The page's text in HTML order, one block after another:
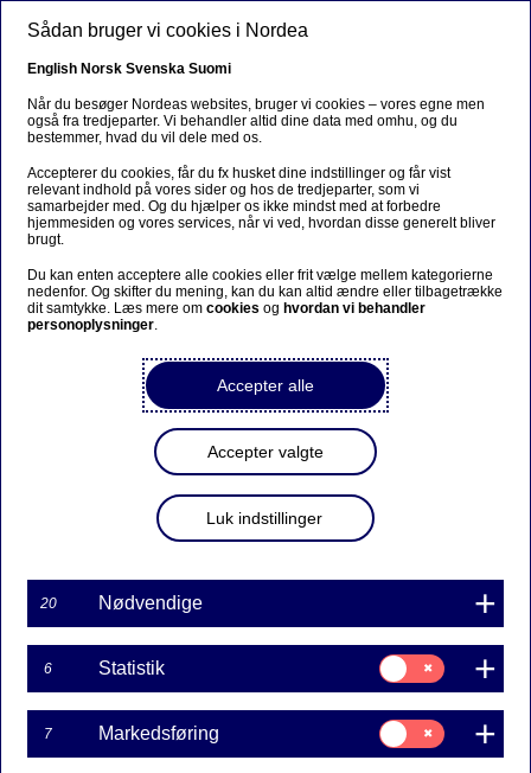
Gå til hovedindhold
Sorry...
This page does not exist in your language. You will
be taken to a related page.
Stay on this page| Continue
Eva-Lotta Rosenqvist
forlader Nordea
Pressemeddelelse | 28-01-2016 08:30
Group Compliance Officer Eva-Lotta Rosenqvist har
besluttet at forlade Nordea.
- Arbejdet med at forbedre vores compliance-setup i
Nordea har højeste prioritet, og Eva-Lotta Rosenqvist
har i de seneste måneder i sin rolle som Group
Compliance Officer lagt fundamentet for de nødvendige
Sådan bruger vi cookies i Nordea
English Norsk Svenska Suomi
Når du besøger Nordeas websites, bruger vi cookies – vores egne men
også fra tredjeparter. Vi behandler altid dine data med omhu, og du
bestemmer, hvad du vil dele med os.
Accepterer du cookies, får du fx husket dine indstillinger og får vist
relevant indhold på vores sider og hos de tredjeparter, som vi
samarbejder med. Og du hjælper os ikke mindst med at forbedre
hjemmesiden og vores services, når vi ved, hvordan disse generelt bliver
brugt.
Du kan enten acceptere alle cookies eller frit vælge mellem kategorierne
nedenfor. Og skifter du mening, kan du kan altid ændre eller tilbagetrække
dit samtykke. Læs mere omcookies og hvordan vi behandler
personoplysninger.
Accepter alle
Accepter valgte
Luk indstillinger
20 Nødvendige
6 Statistik
Samtykke
til:
Statistik
7 Markedsføring
Samtykke
til:
Markedsføring